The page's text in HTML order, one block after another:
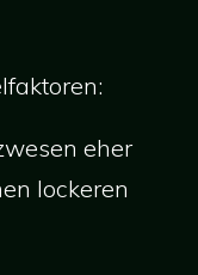
eher
lockeren